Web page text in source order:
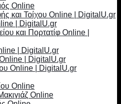
Online
και Τοίχου Online | DigitalU.gr
| DigitalU.gr
και Πορτατίφ Online |
| DigitalU.gr
| DigitalU.gr
Online | DigitalU.gr
Online
Online